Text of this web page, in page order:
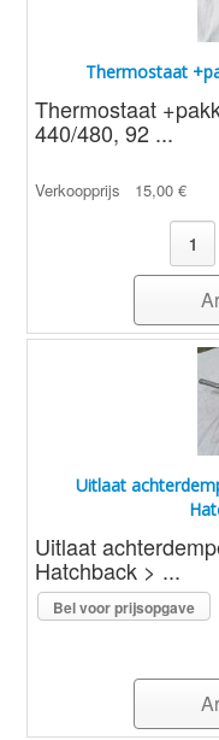
Thermostaat
Thermostaat
440/480, 92 ...
Verkoopprijs 15,00 €
Uitlaat
Uitlaat
Hatchback > ...
Bel voor prijsopgave